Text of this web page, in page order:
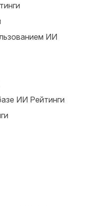
ИИ
ИИ Рейтинги